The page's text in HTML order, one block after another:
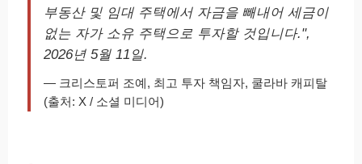
부동산 및 임대 주택에서 자금을 빼내어 세금이
없는 자가 소유 주택으로 투자할 것입니다.",
2026년 5월 11일.
— 크리스토퍼 조예, 최고 투자 책임자, 쿨라바 캐피탈
(출처: X / 소셜 미디어)